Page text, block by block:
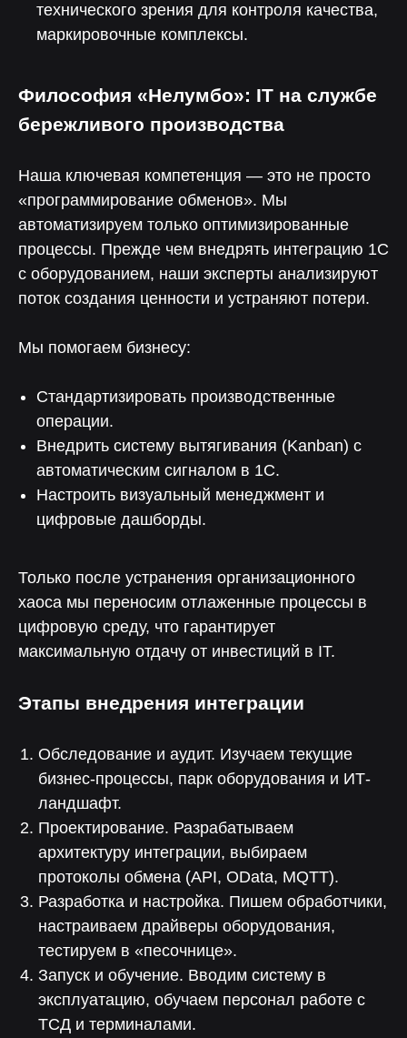
технического зрения для контроля качества,
маркировочные комплексы.
Философия «Нелумбо»: IT на службе
бережливого производства
Наша ключевая компетенция — это не просто
«программирование обменов». Мы
автоматизируем только оптимизированные
процессы. Прежде чем внедрять интеграцию 1С
с оборудованием, наши эксперты анализируют
поток создания ценности и устраняют потери.
Мы помогаем бизнесу:
Стандартизировать производственные
операции.
Внедрить систему вытягивания (Kanban) с
автоматическим сигналом в 1С.
Настроить визуальный менеджмент и
цифровые дашборды.
Только после устранения организационного
хаоса мы переносим отлаженные процессы в
цифровую среду, что гарантирует
максимальную отдачу от инвестиций в IT.
Этапы внедрения интеграции
Обследование и аудит. Изучаем текущие
бизнес-процессы, парк оборудования и ИТ-
ландшафт.
Проектирование. Разрабатываем
архитектуру интеграции, выбираем
протоколы обмена (API, OData, MQTT).
Разработка и настройка. Пишем обработчики,
настраиваем драйверы оборудования,
тестируем в «песочнице».
Запуск и обучение. Вводим систему в
эксплуатацию, обучаем персонал работе с
ТСД и терминалами.
100+ кейсов
Примеры реальных проектов
Учебные материалы
Нелумбо в Telegram
обращаются к нам
по рекомендации
с открытым кодом